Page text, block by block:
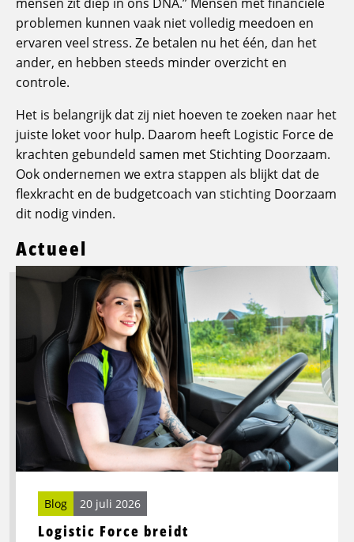
problemen kunnen vaak niet volledig meedoen en
ervaren veel stress. Ze betalen nu het één, dan het
ander, en hebben steeds minder overzicht en
controle.
Het is belangrijk dat zij niet hoeven te zoeken naar het
juiste loket voor hulp. Daarom heeft Logistic Force de
krachten gebundeld samen met Stichting Doorzaam.
Ook ondernemen we extra stappen als blijkt dat de
flexkracht en de budgetcoach van stichting Doorzaam
dit nodig vinden.
Actueel
Logistic Force breidt
Blog 20 juli 2026
Lees
Logistic
Force
breidt
opleidingsaanbod
uit:
groeien
in
transport,
leiderschap